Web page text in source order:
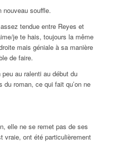
nouveau souffle.
tendue entre Reyes et
je te hais, toujours la même
mais géniale à sa manière
de faire.
peu au ralenti au début du
du roman, ce qui fait qu’on ne
elle ne se remet pas de ses
vraie, ont été particulièrement